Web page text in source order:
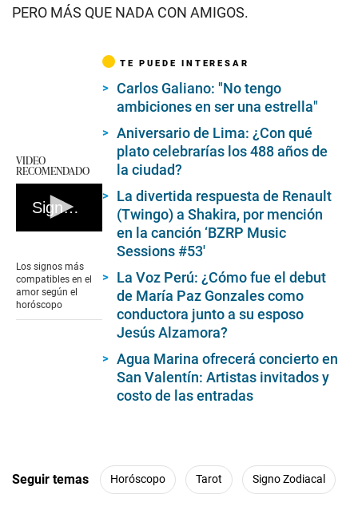
PERO MÁS QUE NADA CON AMIGOS.
VIDEO
RECOMENDADO
Signos compatibles en el amor
of
3
minutes,
0
Los signos más
compatibles en el
amor según el
horóscopo
TE PUEDE INTERESAR
Carlos Galiano: "No tengo
ambiciones en ser una estrella"
Aniversario de Lima: ¿Con qué
plato celebrarías los 488 años de
la ciudad?
La divertida respuesta de Renault
(Twingo) a Shakira, por mención
en la canción ‘BZRP Music
Sessions #53′
La Voz Perú: ¿Cómo fue el debut
de María Paz Gonzales como
conductora junto a su esposo
Jesús Alzamora?
Agua Marina ofrecerá concierto en
San Valentín: Artistas invitados y
costo de las entradas
Seguir temas Horóscopo Tarot Signo Zodiacal